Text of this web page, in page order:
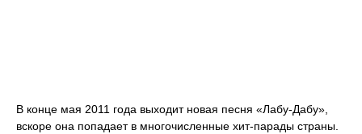
В конце мая 2011 года выходит новая песня «Лабу-Дабу»,
вскоре она попадает в многочисленные хит-парады страны.